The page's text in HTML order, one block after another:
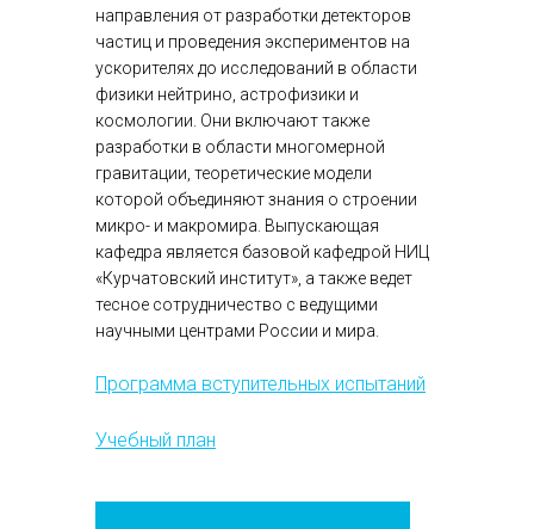
направления от разработки детекторов
частиц и проведения экспериментов на
ускорителях до исследований в области
физики нейтрино, астрофизики и
космологии. Они включают также
разработки в области многомерной
гравитации, теоретические модели
которой объединяют знания о строении
микро- и макромира. Выпускающая
кафедра является базовой кафедрой НИЦ
«Курчатовский институт», а также ведет
тесное сотрудничество с ведущими
научными центрами России и мира.
Программа вступительных испытаний
Учебный план